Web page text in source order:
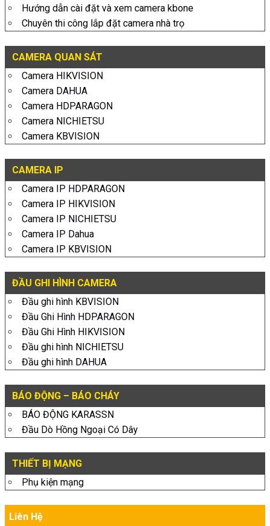
Hướng dẫn cài đặt và xem camera kbone
Chuyên thi công lắp đặt camera nhà trọ
CAMERA QUAN SÁT
Camera HIKVISION
Camera DAHUA
Camera HDPARAGON
Camera NICHIETSU
Camera KBVISION
CAMERA IP
Camera IP HDPARAGON
Camera IP HIKVISION
Camera IP NICHIETSU
Camera IP Dahua
Camera IP KBVISION
ĐẦU GHI HÌNH CAMERA
Đầu ghi hình KBVISION
Đầu Ghi Hình HDPARAGON
Đầu Ghi Hình HIKVISION
Đầu ghi hình NICHIETSU
Đầu ghi hình DAHUA
BÁO ĐỘNG – BÁO CHÁY
BÁO ĐỘNG KARASSN
Đầu Dò Hồng Ngoại Có Dây
THIẾT BỊ MẠNG
Phụ kiện mạng
Liên Hệ